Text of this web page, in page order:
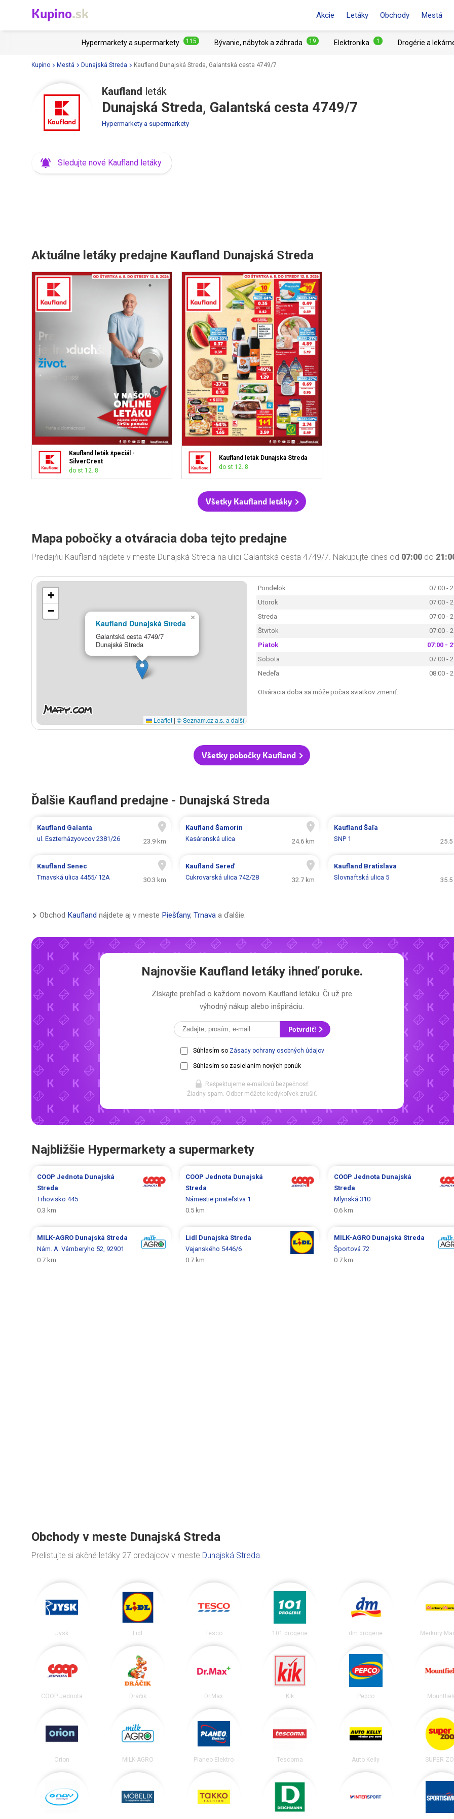
Kupino.sk Akcie Letáky Obchody Mestá
Hypermarkety a supermarkety 115 Bývanie, nábytok a záhrada 19 Elektronika 1 Drogérie a
Kupino Mestá Dunajská Streda Kaufland Dunajská Streda, Galantská cesta 4749/7
Kaufland leták
Dunajská Streda, Galantská cesta 4749/7
Hypermarkety a supermarkety
Sledujte nové Kaufland letáky
Aktuálne letáky predajne Kaufland Dunajská Streda
Kaufland leták špeciál -
SilverCrest
do st 12. 8.
Kaufland leták Dunajská Streda
do st 12. 8.
Všetky Kaufland letáky
Mapa pobočky a otváracia doba tejto predajne
Predajňu Kaufland nájdete v meste Dunajská Streda na ulici Galantská cesta 4749/7. Nakupujte dnes od 07:00 do
Kaufland Dunajská Streda
Galantská cesta 4749/7
Dunajská Streda
×
+
−
Leaflet | © Seznam.cz a.s. a další
Pondelok
07:00 -
Utorok
07:00 -
Streda
07:00 -
Štvrtok
07:00 -
Piatok
07:00 -
Sobota
07:00 -
Nedeľa
08:00 -
Otváracia doba sa môže počas sviatkov zmeniť.
Všetky pobočky Kaufland
Ďalšie Kaufland predajne - Dunajská Streda
Kaufland Galanta
ul. Eszterházyovcov 2381/26
23.9 km
Kaufland Šamorín
Kasárenská ulica
24.6 km
Kaufland Šaľa
SNP 1
25.5
Kaufland Senec
Trnavská ulica 4455/ 12A
30.3 km
Kaufland Sereď
Cukrovarská ulica 742/28
32.7 km
Kaufland Bratislava
Slovnaftská ulica 5
35.5
Obchod Kaufland nájdete aj v meste Piešťany, Trnava a ďalšie.
Najnovšie Kaufland letákyihneď poruke.
Získajte prehľad o každom novom Kaufland letáku. Či už pre
výhodný nákup alebo inšpiráciu.
Potvrdiť!
Súhlasím so Zásady ochrany osobných údajov
Súhlasím so zasielaním nových ponúk
Rešpektujeme e-mailovú bezpečnosť.
Žiadny spam. Odber môžete kedykoľvek zrušiť.
Najbližšie Hypermarkety a supermarkety
COOP Jednota Dunajská
Streda
Trhovisko 445
0.3 km
COOP Jednota Dunajská
Streda
Námestie priateľstva 1
0.5 km
COOP Jednota Dunajská
Streda
Mlynská 310
0.6 km
MILK-AGRO Dunajská Streda
Nám. A. Vámberyho 52, 92901
0.7 km
Lidl Dunajská Streda
Vajanského 5446/6
0.7 km
MILK-AGRO Dunajská Streda
Športová 72
0.7 km
Obchody v meste Dunajská Streda
Prelistujte si akčné letáky 27 predajcov v meste Dunajská Streda.
Jysk Lidl Tesco 101 drogerie dm drogerie Merkury
COOP Jednota Dráčik Dr.Max Kik Pepco
Orion MILK-AGRO Planeo Elektro Tescoma Auto Kelly SUPER